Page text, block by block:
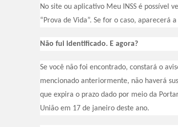
No site ou aplicativo Meu INSS é possível
“Prova de Vida”. Se for o caso, aparecerá
Não fui identificado. E agora?
Se você não foi encontrado, constará o
mencionado anteriormente, não haverá
que expira o prazo dado por meio da
União em 17 de janeiro deste ano.